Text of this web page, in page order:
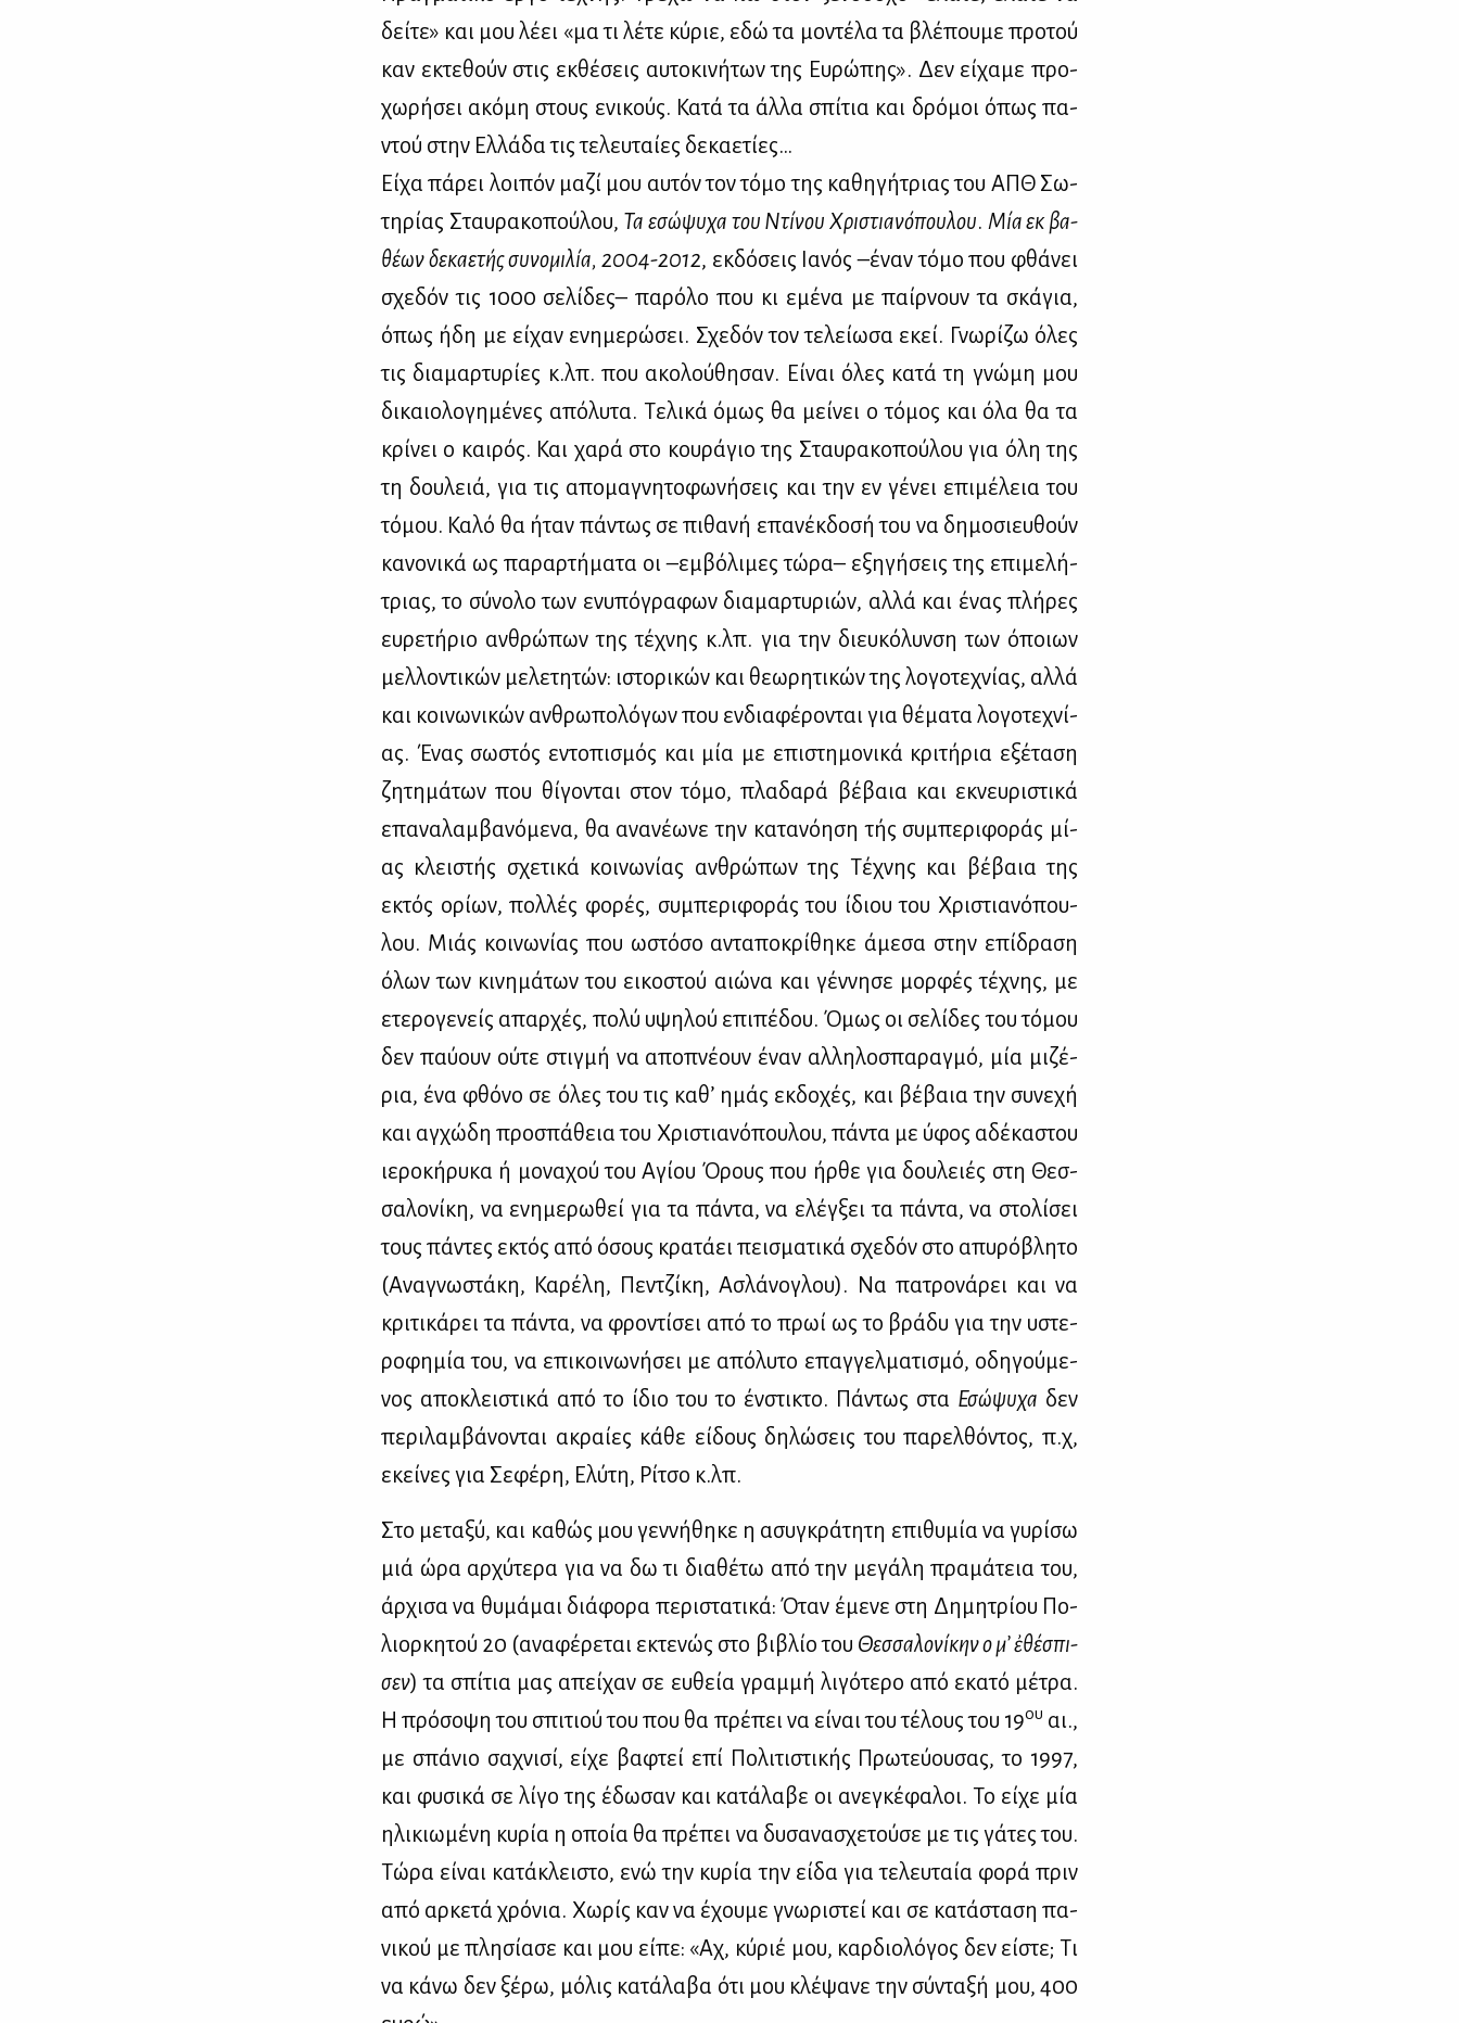
δεί­τε» και μου λέ­ει «μα τι λέ­τε κύ­ριε, εδώ τα μο­ντέ­λα τα βλέ­που­με προ­τού
καν εκτε­θούν στις εκ­θέ­σεις αυ­το­κι­νή­των της Ευ­ρώ­πης». Δεν εί­χα­με προ­
χω­ρή­σει ακό­μη στους ενι­κούς. Κα­τά τα άλ­λα σπί­τια και δρό­μοι όπως πα­
ντού στην Ελ­λά­δα τις τε­λευ­ταί­ες δε­κα­ε­τί­ες…
Εί­χα πά­ρει λοι­πόν μα­ζί μου αυ­τόν τον τό­μο της κα­θη­γή­τριας του ΑΠΘ Σω­
τη­ρί­ας Σταυ­ρα­κο­πού­λου, Τα εσώ­ψυ­χα του Ντί­νου Χρι­στια­νό­που­λου. Μία εκ βα­
θέ­ων δε­κα­ε­τής συ­νο­μι­λία, 2004-2012, εκ­δό­σεις Ια­νός –έναν τό­μο που φθά­νει
σχε­δόν τις 1000 σε­λί­δες– πα­ρό­λο που κι εμέ­να με παίρ­νουν τα σκά­για,
όπως ήδη με εί­χαν ενη­με­ρώ­σει. Σχε­δόν τον τε­λεί­ω­σα εκεί. Γνω­ρί­ζω όλες
τις δια­μαρ­τυ­ρί­ες κ.λπ. που ακο­λού­θη­σαν. Εί­ναι όλες κα­τά τη γνώ­μη μου
δι­καιο­λο­γη­μέ­νες από­λυ­τα. Τε­λι­κά όμως θα μεί­νει ο τό­μος και όλα θα τα
κρί­νει ο και­ρός. Και χα­ρά στο κου­ρά­γιο της Σταυ­ρα­κο­πού­λου για όλη της
τη δου­λειά, για τις απο­μα­γνη­το­φω­νή­σεις και την εν γέ­νει επι­μέ­λεια του
τό­μου. Κα­λό θα ήταν πά­ντως σε πι­θα­νή επα­νέκ­δο­σή του να δη­μο­σιευ­θούν
κα­νο­νι­κά ως πα­ραρ­τή­μα­τα οι –εμ­βό­λι­μες τώ­ρα– εξη­γή­σεις της επι­με­λή­
τριας, το σύ­νο­λο των ενυ­πό­γρα­φων δια­μαρ­τυ­ριών, αλ­λά και ένας πλή­ρες
ευ­ρε­τή­ριο αν­θρώ­πων της τέ­χνης κ.λπ. για την διευ­κό­λυν­ση των όποιων
μελ­λο­ντι­κών με­λε­τη­τών: ιστο­ρι­κών και θε­ω­ρη­τι­κών της λο­γο­τε­χνί­ας, αλ­λά
και κοι­νω­νι­κών αν­θρω­πο­λό­γων που εν­δια­φέ­ρο­νται για θέ­μα­τα λο­γο­τε­χνί­
ας. Ένας σω­στός εντο­πι­σμός και μία με επι­στη­μο­νι­κά κρι­τή­ρια εξέ­τα­ση
ζη­τη­μά­των που θί­γο­νται στον τό­μο, πλα­δα­ρά βέ­βαια και εκνευ­ρι­στι­κά
επα­να­λαμ­βα­νό­με­να, θα ανα­νέ­ω­νε την κα­τα­νό­η­ση τής συ­μπε­ρι­φο­ράς μί­
ας κλει­στής σχε­τι­κά κοι­νω­νί­ας αν­θρώ­πων της Τέ­χνης και βέ­βαια της
εκτός ορί­ων, πολ­λές φο­ρές, συ­μπε­ρι­φο­ράς του ίδιου του Χρι­στια­νό­που­
λου. Μιάς κοι­νω­νί­ας που ωστό­σο αντα­πο­κρί­θη­κε άμε­σα στην επί­δρα­ση
όλων των κι­νη­μά­των του ει­κο­στού αιώ­να και γέν­νη­σε μορ­φές τέ­χνης, με
ετε­ρο­γε­νείς απαρ­χές, πο­λύ υψη­λού επι­πέ­δου. Όμως οι σε­λί­δες του τό­μου
δεν παύ­ουν ού­τε στιγ­μή να απο­πνέ­ουν έναν αλ­λη­λο­σπα­ραγ­μό, μία μι­ζέ­
ρια, ένα φθό­νο σε όλες του τις κα­θ’ ημάς εκ­δο­χές, και βέ­βαια την συ­νε­χή
και αγ­χώ­δη προ­σπά­θεια του Χρι­στια­νό­που­λου, πά­ντα με ύφος αδέ­κα­στου
ιε­ρο­κή­ρυ­κα ή μο­να­χού του Αγί­ου Όρους που ήρ­θε για δου­λειές στη Θεσ­
σα­λο­νί­κη, να ενη­με­ρω­θεί για τα πά­ντα, να ελέγ­ξει τα πά­ντα, να στο­λί­σει
τους πά­ντες εκτός από όσους κρα­τά­ει πει­σμα­τι­κά σχε­δόν στο απυ­ρό­βλη­το
(Ανα­γνω­στά­κη, Κα­ρέ­λη, Πεν­τζί­κη, Ασλά­νο­γλου). Να πα­τρο­νά­ρει και να
κρι­τι­κά­ρει τα πά­ντα, να φρο­ντί­σει από το πρωί ως το βρά­δυ για την υστε­
ρο­φη­μία του, να επι­κοι­νω­νή­σει με από­λυ­το επαγ­γελ­μα­τι­σμό, οδη­γού­με­
νος απο­κλει­στι­κά από το ίδιο του το έν­στι­κτο. Πά­ντως στα Εσώ­ψυ­χα δεν
πε­ρι­λαμ­βά­νο­νται ακραί­ες κά­θε εί­δους δη­λώ­σεις του πα­ρελ­θό­ντος, π.χ,
εκεί­νες για Σε­φέ­ρη, Ελύ­τη, Ρί­τσο κ.λπ.
Στο με­τα­ξύ, και κα­θώς μου γεν­νή­θη­κε η ασυ­γκρά­τη­τη επι­θυ­μία να γυ­ρί­σω
μιά ώρα αρ­χύ­τε­ρα για να δω τι δια­θέ­τω από την με­γά­λη πρα­μά­τεια του,
άρ­χι­σα να θυ­μά­μαι διά­φο­ρα πε­ρι­στα­τι­κά: Όταν έμε­νε στη Δη­μη­τρί­ου Πο­
λιορ­κη­τού 20 (ανα­φέ­ρε­ται εκτε­νώς στο βι­βλίο του Θεσ­σα­λο­νί­κηνοὗμ’ ἐθέ­σπι­
σεν) τα σπί­τια μας απεί­χαν σε ευ­θεία γραμ­μή λι­γό­τε­ρο από εκα­τό μέ­τρα.
Η πρό­σο­ψη του σπι­τιού του που θα πρέ­πει να εί­ναι του τέ­λους του 19ου αι.,
με σπά­νιο σα­χνι­σί, εί­χε βα­φτεί επί Πο­λι­τι­στι­κής Πρω­τεύ­ου­σας, το 1997,
και φυ­σι­κά σε λί­γο της έδω­σαν και κα­τά­λα­βε οι ανε­γκέ­φα­λοι. Το εί­χε μία
ηλι­κιω­μέ­νη κυ­ρία η οποία θα πρέ­πει να δυ­σα­να­σχε­τού­σε με τις γά­τες του.
Τώ­ρα εί­ναι κα­τά­κλει­στο, ενώ την κυ­ρία την εί­δα για τε­λευ­ταία φο­ρά πριν
από αρ­κε­τά χρό­νια. Χω­ρίς καν να έχου­με γνω­ρι­στεί και σε κα­τά­στα­ση πα­
νι­κού με πλη­σί­α­σε και μου εί­πε: «Αχ, κύ­ριέ μου, καρ­διο­λό­γος δεν εί­στε; Τι
να κά­νω δεν ξέ­ρω, μό­λις κα­τά­λα­βα ότι μου κλέ­ψα­νε την σύ­ντα­ξή μου, 400